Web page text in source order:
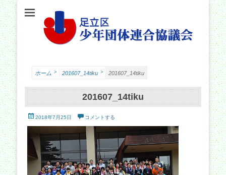
足立区少年団体連
合協議会
足立少年団体連合協議会（少連協）は、地域の力と行政をつなぐ役割を担い、足立
区の子どもたちの健やかな成長を願い、活動しています。
ホーム > 201607_14tiku > 201607_14tiku
201607_14tiku
投
2018年7月25日 コメントする